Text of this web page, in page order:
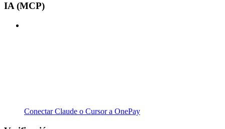
IA (MCP)
Conectar Claude o Cursor a OnePay